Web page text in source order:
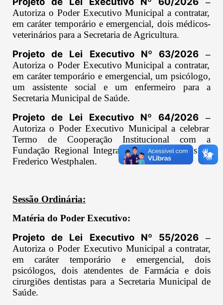
Autoriza o Poder Executivo Municipal a contratar,
em caráter temporário e emergencial, dois médicos-
veterinários para a Secretaria de Agricultura.
Projeto de Lei Executivo Nº 63/2026–
Autoriza o Poder Executivo Municipal a contratar,
em caráter temporário e emergencial, um psicólogo,
um assistente social e um enfermeiro para a
Secretaria Municipal de Saúde.
Projeto de Lei Executivo Nº 64/2026 –
Autoriza o Poder Executivo Municipal a celebrar
Termo de Cooperação Institucional com a
Fundação Regional Integrada – URI, Câmpus de
Frederico Westphalen.
Sessão Ordinária:
Matéria do Poder Executivo:
Projeto de Lei Executivo Nº 55/2026–
Autoriza o Poder Executivo Municipal a contratar,
em caráter temporário e emergencial, dois
psicólogos, dois atendentes de Farmácia e dois
cirurgiões dentistas para a Secretaria Municipal de
Saúde.